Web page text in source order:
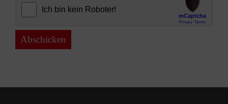
Abschicken